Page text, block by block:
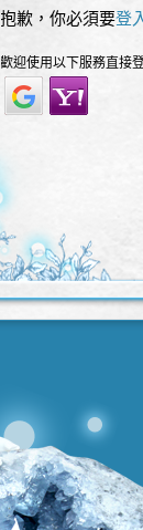
抱歉，你必須要登
歡迎使用以下服務直接